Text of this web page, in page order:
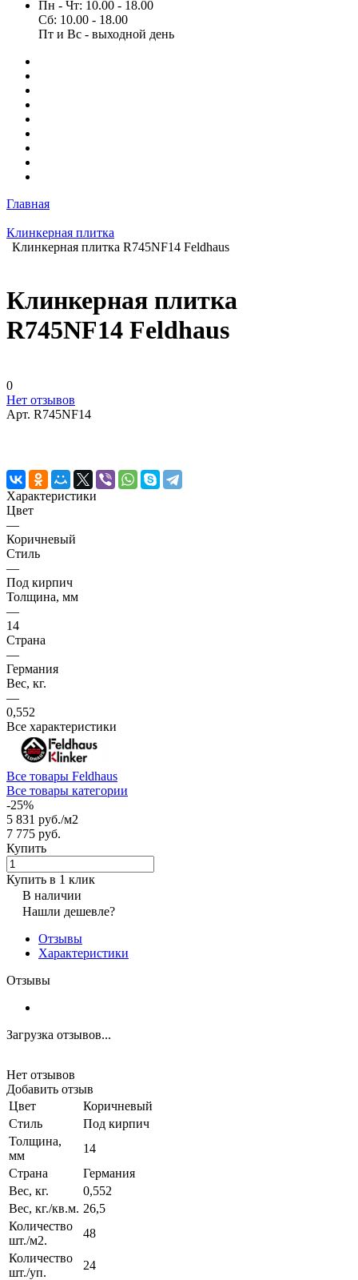
Пн - Чт: 10.00 - 18.00
Сб: 10.00 - 18.00
Пт и Вс - выходной день
Главная
Клинкерная плитка
Клинкерная плитка R745NF14 Feldhaus
Клинкерная плитка
R745NF14 Feldhaus
0
Нет отзывов
Арт. R745NF14
Характеристики
Цвет
—
Коричневый
Стиль
—
Под кирпич
Толщина, мм
—
14
Страна
—
Германия
Вес, кг.
—
0,552
Все характеристики
Все товары Feldhaus
Все товары категории
-25%
5 831 руб./м2
7 775 руб.
Купить
Купить в 1 клик
В наличии
Нашли дешевле?
Отзывы
Характеристики
Отзывы
Загрузка отзывов...
Нет отзывов
Добавить отзыв
Цвет
Коричневый
Стиль
Под кирпич
Толщина,
мм
14
Страна
Германия
Вес, кг.
0,552
Вес, кг./кв.м. 26,5
Количество
шт./м2.
48
Количество
шт./уп.
24